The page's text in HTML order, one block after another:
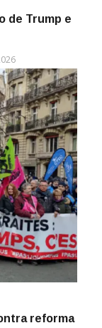
de Trump e
reforma